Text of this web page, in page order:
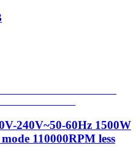
240V~50-60Hz 1500W
110000RPM less